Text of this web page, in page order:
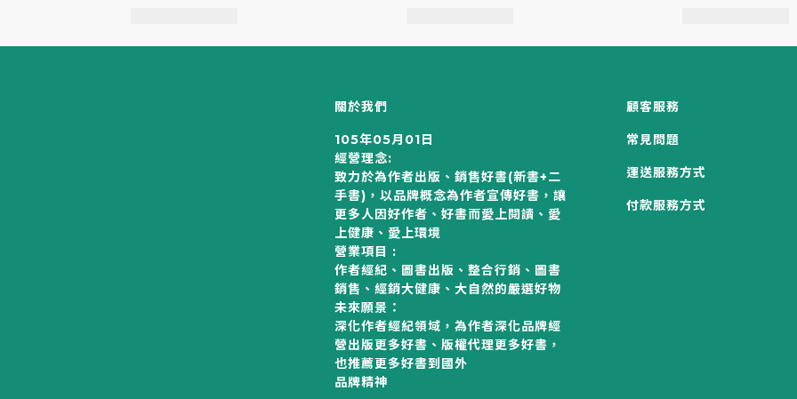
關於我們
105年05月01日
經營理念:
致力於為作者出版、銷售好書(新書+二
手書)，以品牌概念為作者宣傳好書，讓
更多人因好作者、好書而愛上閱讀、愛
上健康、愛上環境
營業項目 :
作者經紀、圖書出版、整合行銷、圖書
銷售、經銷大健康、大自然的嚴選好物
未來願景：
深化作者經紀領域，為作者深化品牌經
營出版更多好書、版權代理更多好書，
也推薦更多好書到國外
品牌精神
顧客服務
常見問題
運送服務方式
付款服務方式